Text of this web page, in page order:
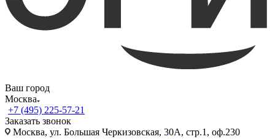
Ваш город
Москва
+7 (495) 225-57-21
Заказать звонок
Москва, ул. Большая Черкизовская, 30А, стр.1, оф.230